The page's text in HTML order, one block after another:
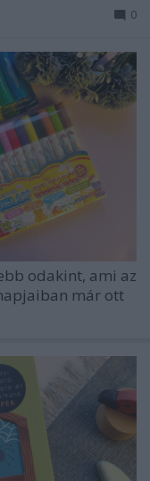
0
odakint, ami az
már ott